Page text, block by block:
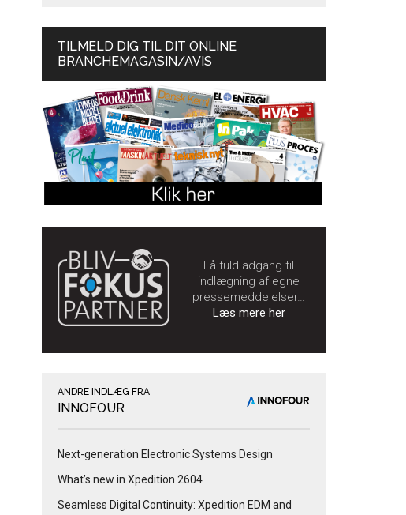
TILMELD DIG TIL DIT ONLINE
BRANCHEMAGASIN/AVIS
Få fuld adgang til
indlægning af egne
pressemeddelelser…
Læs mere her
ANDRE INDLÆG FRA
INNOFOUR
Next-generation Electronic Systems Design
What’s new in Xpedition 2604
Seamless Digital Continuity: Xpedition EDM and